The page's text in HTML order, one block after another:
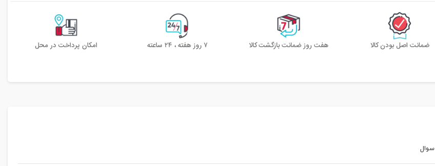
ضمانت اصل بودن کالا هفت روز ضمانت بازگشت کالا ۷ روز هفته ، ۲۴ ساعته امکان پرداخت در محل
سوال